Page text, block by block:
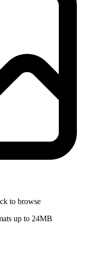
to browse
up to 24MB